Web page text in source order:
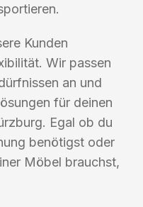
Kunden
Wir passen
an und
für deinen
Egal ob du
benötigst oder
Möbel brauchst,